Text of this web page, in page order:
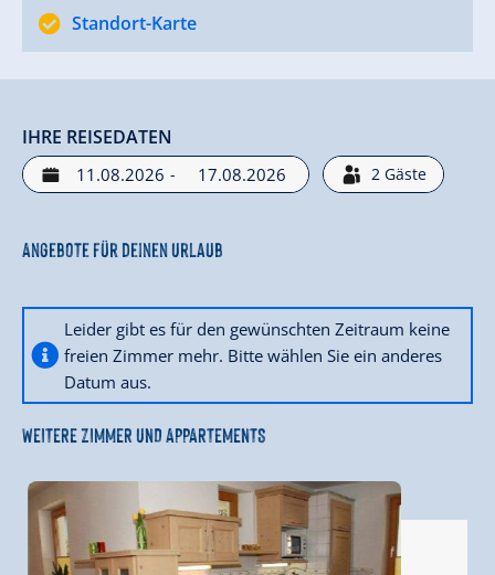
Standort-Karte
IHRE REISEDATEN
- 2 Gäste
Angebote für deinen Urlaub
Leider gibt es für den gewünschten Zeitraum keine
freien Zimmer mehr. Bitte wählen Sie ein anderes
Datum aus.
WEITERE ZIMMER UND APPARTEMENTS